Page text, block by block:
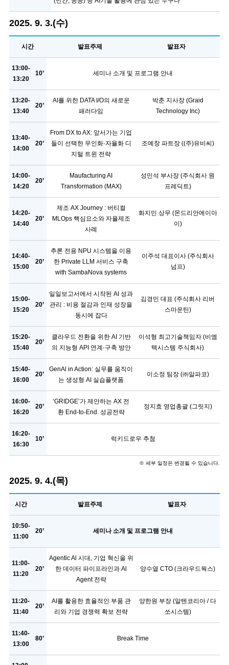
2025. 9. 3.(수)
시간 발표주제 발표자
13:00-
13:20
10’ 세미나 소개 및 프로그램 안내
13:20-
13:40
20’
AI를 위한 DATA I/O의 새로운
패러다임
박춘 지사장 (Graid
Technology Inc)
13:40-
14:00
20’
From DX to AX: 앞서가는 기업
들이 선택한 무인화·자율화 디
지털 트윈 전략
조예창 파트장 ((주)유비씨)
14:00-
14:20
20’
Maufacturing AI
Transformation (MAX)
성민석 부사장 (주식회사 원
프레딕트)
14:20-
14:40
20’
제조 AX Journey : 버티컬
MLOps 핵심요소와 자율제조
사례
화지민 상무 (몬드리안에이아
이)
14:40-
15:00
20’
추론 전용 NPU 시스템을 이용
한 Private LLM 서비스 구축
with SambaNova systems
이주석 대표이사 (주식회사
넘프)
15:00-
15:20
20’
일일보고서에서 시작된 AI 성과
관리 : 비용 절감과 인재 성장을
동시에 잡다
김경민 대표 (주식회사 리버
스마운틴)
15:20-
15:40
20’
클라우드 전환을 위한 AI 기반
의 지능형 API 연계·구축 방안
이석형 최고기술책임자 (비엠
텍시스템 주식회사)
15:40-
16:00
20’
GenAl in Action: 실무를 움직이
는 생성형 AI 실습플랫폼
이소정 팀장 (㈜알파코)
16:00-
16:20
20’
‘GRIDGE’가 제안하는 AX 전
환 End-to-End. 성공전략
정지효 영업총괄 (그릿지)
16:20-
16:30
10’ 럭키드로우 추첨
※ 세부 일정은 변경될 수 있습니다.
2025. 9. 4.(목)
시간 발표주제 발표자
10:50-
11:00
20’ 세미나 소개 및 프로그램 안내
11:00-
11:20
20’
Agentic Al 시대, 기업 혁신을 위
한 데이터 파이프라인과 Al
Agent 전략
양수열 CTO (크라우드웍스)
11:20-
11:40
20’
AI를 활용한 효율적인 부품 관
리와 기업 경쟁력 확보 전략
양한원 부장 (알텐코리아 / 다
쏘시스템)
11:40-
13:00
80’ Break Time